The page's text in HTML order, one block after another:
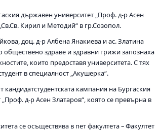
държавен университет „Проф. д-р Асен
Кирил и Методий“ в гр.Созопол.
доц. д-р Албена Янакиева и ас. Златина
обществено здраве и здравни грижи запознаха
които предоставя университета. С тях
в специалност „Акушерка“.
кандидатстудентската кампания на Бургаския
д-р Асен Златаров“, която се превърна в
се осъществява в пет факултета – Факултет